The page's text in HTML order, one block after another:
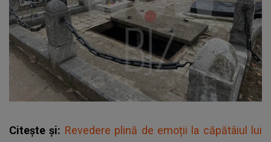
Citește și: Revedere plină de emoții la căpătâiul lui